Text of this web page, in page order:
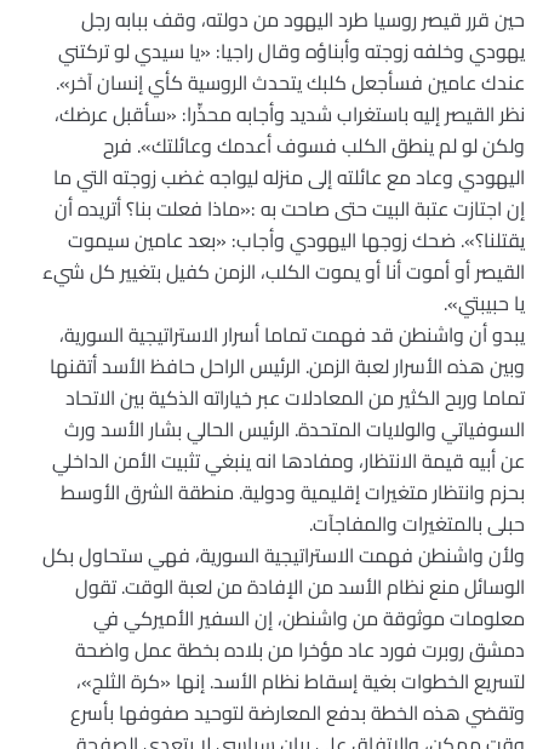
حين قرر قيصر روسيا طرد اليهود من دولته، وقف ببابه رجل
يهودي وخلفه زوجته وأبناؤه وقال راجيا: «يا سيدي لو تركتني
عندك عامين فسأجعل كلبك يتحدث الروسية كأي إنسان آخر».
نظر القيصر إليه باستغراب شديد وأجابه محذِّرا: «سأقبل عرضك،
ولكن لو لم ينطق الكلب فسوف أعدمك وعائلتك». فرح
اليهودي وعاد مع عائلته إلى منزله ليواجه غضب زوجته التي ما
إن اجتازت عتبة البيت حتى صاحت به :«ماذا فعلت بنا؟ أتريده أن
يقتلنا؟». ضحك زوجها اليهودي وأجاب: «بعد عامين سيموت
القيصر أو أموت أنا أو يموت الكلب، الزمن كفيل بتغيير كل شيء
يا حبيبتي».
يبدو أن واشنطن قد فهمت تماما أسرار الاستراتيجية السورية،
وبين هذه الأسرار لعبة الزمن. الرئيس الراحل حافظ الأسد أتقنها
تماما وربح الكثير من المعادلات عبر خياراته الذكية بين الاتحاد
السوفياتي والولايات المتحدة. الرئيس الحالي بشار الأسد ورث
عن أبيه قيمة الانتظار، ومفادها انه ينبغي تثبيت الأمن الداخلي
بحزم وانتظار متغيرات إقليمية ودولية. منطقة الشرق الأوسط
حبلى بالمتغيرات والمفاجآت.
ولأن واشنطن فهمت الاستراتيجية السورية، فهي ستحاول بكل
الوسائل منع نظام الأسد من الإفادة من لعبة الوقت. تقول
معلومات موثوقة من واشنطن، إن السفير الأميركي في
دمشق روبرت فورد عاد مؤخرا من بلاده بخطة عمل واضحة
لتسريع الخطوات بغية إسقاط نظام الأسد. إنها «كرة الثلج»،
وتقضي هذه الخطة بدفع المعارضة لتوحيد صفوفها بأسرع